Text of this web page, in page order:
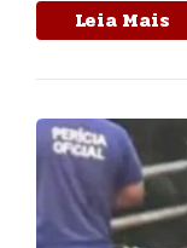
Leia Mais